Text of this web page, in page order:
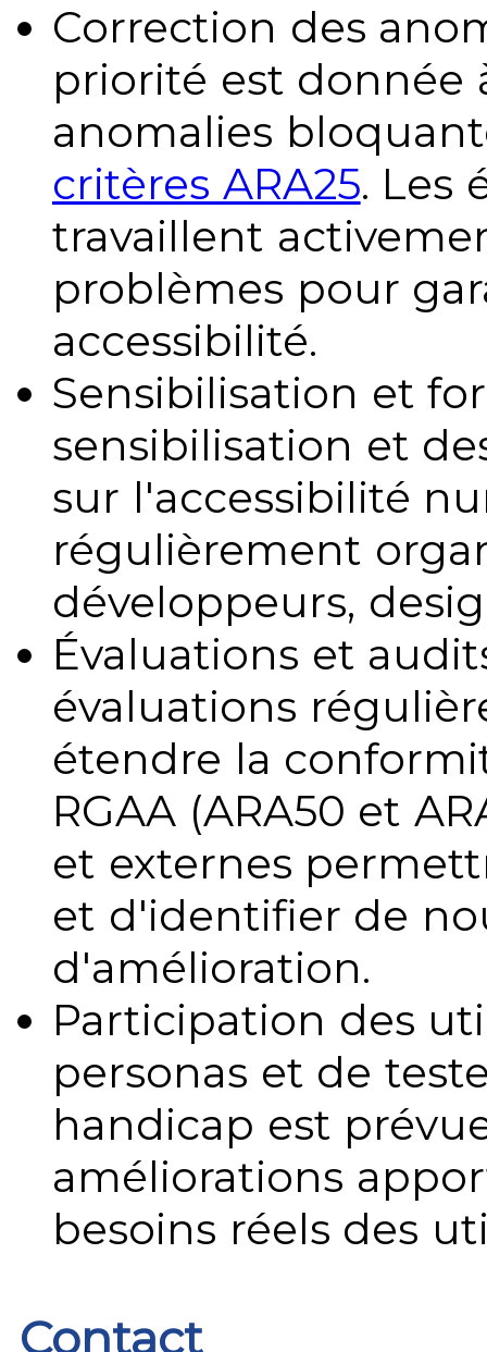
Correction des
priorité est donnée
anomalies
critères ARA25. Les
travaillent
problèmes pour
accessibilité.
Sensibilisation et
sensibilisation et
sur l'accessibilité
régulièrement
développeurs,
Évaluations et
évaluations
étendre la
RGAA (ARA50 et
et externes
et d'identifier de
d'amélioration.
Participation des
personas et de
handicap est
améliorations
besoins réels des
Contact